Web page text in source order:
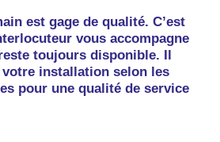
est gage de qualité. C’est
vous accompagne
toujours disponible. Il
installation selon les
pour une qualité de service